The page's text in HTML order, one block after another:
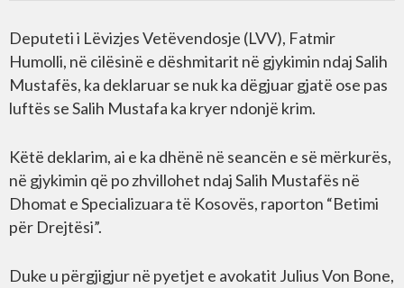
Deputeti i Lëvizjes Vetëvendosje (LVV), Fatmir
Humolli, në cilësinë e dëshmitarit në gjykimin ndaj Salih
Mustafës, ka deklaruar se nuk ka dëgjuar gjatë ose pas
luftës se Salih Mustafa ka kryer ndonjë krim.
Këtë deklarim, ai e ka dhënë në seancën e së mërkurës,
në gjykimin që po zhvillohet ndaj Salih Mustafës në
Dhomat e Specializuara të Kosovës, raporton “Betimi
për Drejtësi”.
Duke u përgjigjur në pyetjet e avokatit Julius Von Bone,